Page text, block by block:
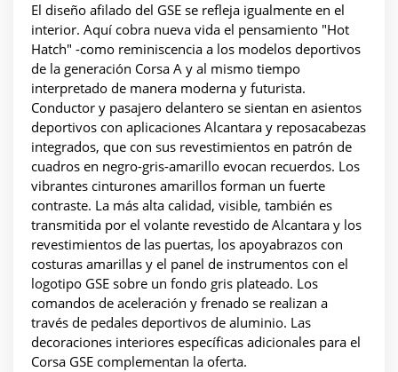
El diseño afilado del GSE se refleja igualmente en el
interior. Aquí cobra nueva vida el pensamiento "Hot
Hatch" -como reminiscencia a los modelos deportivos
de la generación Corsa A y al mismo tiempo
interpretado de manera moderna y futurista.
Conductor y pasajero delantero se sientan en asientos
deportivos con aplicaciones Alcantara y reposacabezas
integrados, que con sus revestimientos en patrón de
cuadros en negro-gris-amarillo evocan recuerdos. Los
vibrantes cinturones amarillos forman un fuerte
contraste. La más alta calidad, visible, también es
transmitida por el volante revestido de Alcantara y los
revestimientos de las puertas, los apoyabrazos con
costuras amarillas y el panel de instrumentos con el
logotipo GSE sobre un fondo gris plateado. Los
comandos de aceleración y frenado se realizan a
través de pedales deportivos de aluminio. Las
decoraciones interiores específicas adicionales para el
Corsa GSE complementan la oferta.